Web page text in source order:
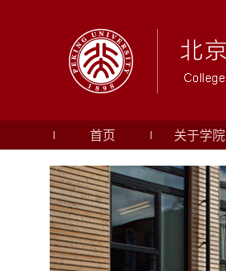
首页 关于学院